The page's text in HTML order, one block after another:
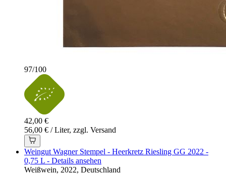
97/100
42,00 €
56,00 € / Liter, zzgl. Versand
Weingut Wagner Stempel - Heerkretz Riesling GG 2022 -
0,75 L - Details ansehen
Weißwein, 2022, Deutschland